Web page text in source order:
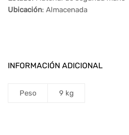
Ubicación: Almacenada
INFORMACIÓN ADICIONAL
Peso 9 kg